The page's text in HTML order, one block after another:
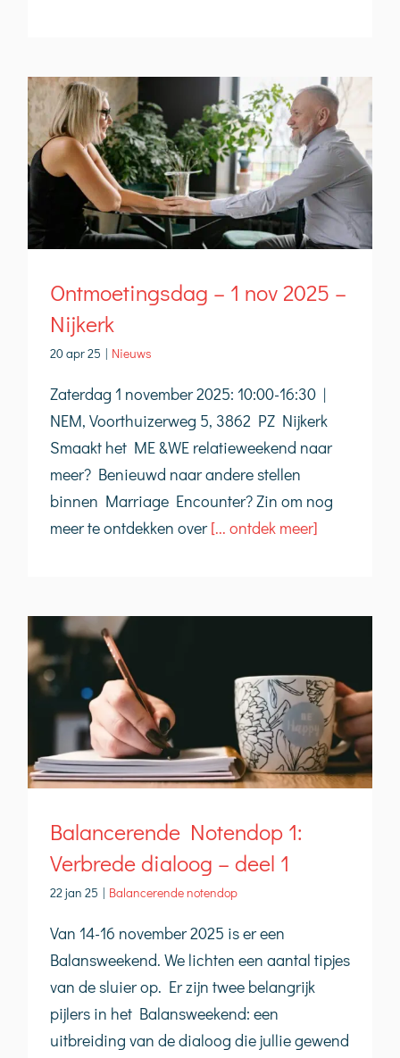
Ontmoetingsdag – 1 nov 2025 –
Nijkerk
20 apr 25 | Nieuws
Zaterdag 1 november 2025: 10:00-16:30 |
NEM, Voorthuizerweg 5, 3862 PZ Nijkerk
Smaakt het ME &WE relatieweekend naar
meer? Benieuwd naar andere stellen
binnen Marriage Encounter? Zin om nog
meer te ontdekken over[... ontdek meer]
Balancerende Notendop 1:
Verbrede dialoog – deel 1
22 jan 25 | Balancerende notendop
Van 14-16 november 2025 is er een
Balansweekend. We lichten een aantal tipjes
van de sluier op. Er zijn twee belangrijk
pijlers in het Balansweekend: een
uitbreiding van de dialoog die jullie gewend